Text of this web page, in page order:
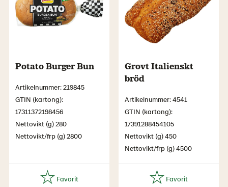
Potato Burger Bun
Artikelnummer: 219845
GTIN (kartong):
17311372198456
Nettovikt (g) 280
Nettovikt/frp (g) 2800
Grovt Italienskt
bröd
Artikelnummer: 4541
GTIN (kartong):
17391288454105
Nettovikt (g) 450
Nettovikt/frp (g) 4500